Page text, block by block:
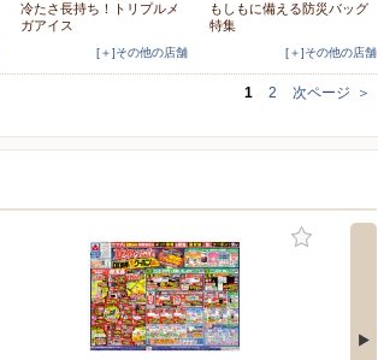
冷たさ長持ち！トリプルメ
ガアイス
[＋]その他の店舗
もしもに備える防災バッグ
特集
[＋]その他の店舗
1 2 次ページ ＞